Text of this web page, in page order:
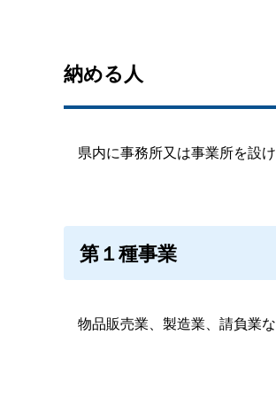
納める人
県内に事務所又は事業所を設
第１種事業
物品販売業、製造業、請負業